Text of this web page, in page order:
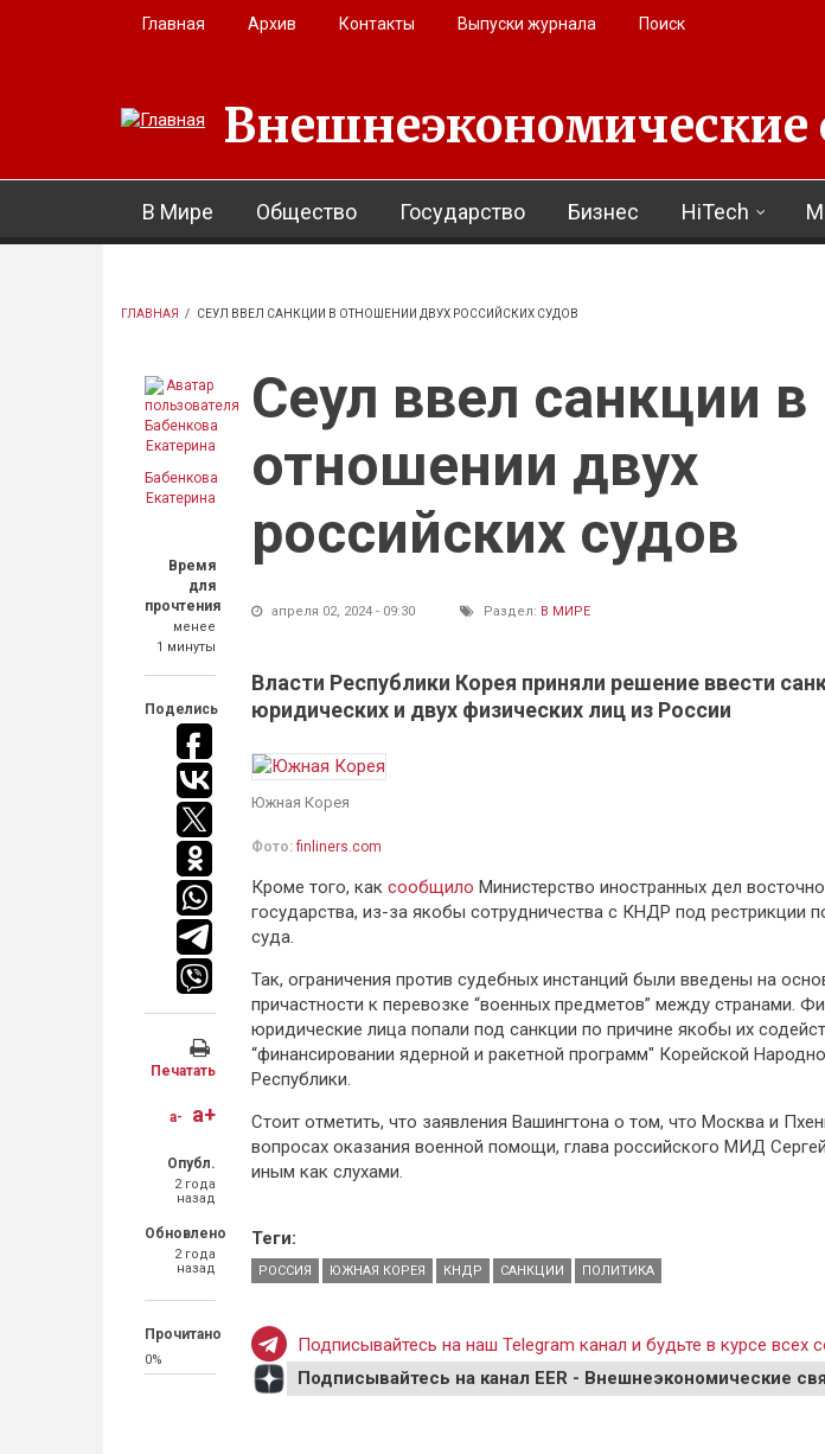
Перейти к основному содержанию
Главная Архив Контакты Выпуски журнала Поиск
Внешнеэкономические
В Мире Общество Государство Бизнес HiTech
ГЛАВНАЯ / СЕУЛ ВВЕЛ САНКЦИИ В ОТНОШЕНИИ ДВУХ РОССИЙСКИХ СУДОВ
Бабенкова
Екатерина
Время
для
прочтения
менее
1 минуты
Поделись
Печатать
a- a+
Опубл.
2 года
назад
Обновлено
2 года
назад
Прочитано
0%
Сеул ввел санкции в
отношении двух
российских судов
апреля 02, 2024 - 09:30 Раздел: В МИРЕ
Власти Республики Корея приняли решение ввести
юридических и двух физических лиц из России
Южная Корея
Фото:finliners.com
Кроме того, как сообщило Министерство иностранных дел
государства, из-за якобы сотрудничества с КНДР под рестрикции
суда.
Так, ограничения против судебных инстанций были введены на
причастности к перевозке “военных предметов” между странами.
юридические лица попали под санкции по причине якобы их
“финансировании ядерной и ракетной программ" Корейской
Республики.
Стоит отметить, что заявления Вашингтона о том, что Москва и
вопросах оказания военной помощи, глава российского МИД
иным как слухами.
Теги:
РОССИЯ ЮЖНАЯ КОРЕЯ КНДР САНКЦИИ ПОЛИТИКА
Подписывайтесь на наш Telegram канал и будьте в курсе всех
Подписывайтесь на канал EER - Внешнеэкономические